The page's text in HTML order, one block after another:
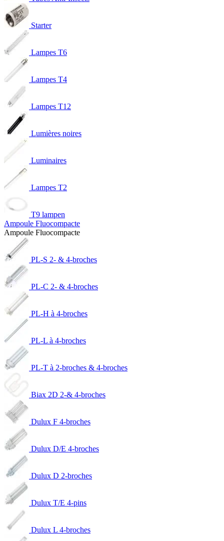
Starter
Lampes T6
Lampes T4
Lampes T12
Lumières noires
Luminaires
Lampes T2
T9 lampen
Ampoule Fluocompacte
Ampoule Fluocompacte
PL-S 2- & 4-broches
PL-C 2- & 4-broches
PL-H à 4-broches
PL-L à 4-broches
PL-T à 2-broches & 4-broches
Biax 2D 2-& 4-broches
Dulux F 4-broches
Dulux D/E 4-broches
Dulux D 2-broches
Dulux T/E 4-pins
Dulux L 4-broches